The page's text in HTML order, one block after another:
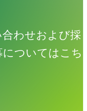
わせおよび採
ついてはこち